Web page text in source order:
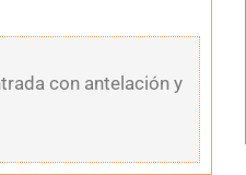
con antelación y